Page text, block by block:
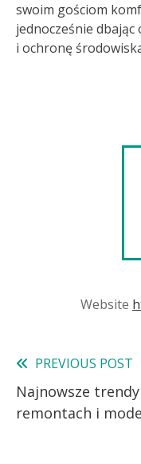
swoim gościom
jednocześnie
i ochronę
Website
Read
more
PREVIOUS POST
Najnowsze
remontach i